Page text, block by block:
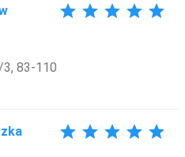
3, 83-110
star star star star star
star star star star star